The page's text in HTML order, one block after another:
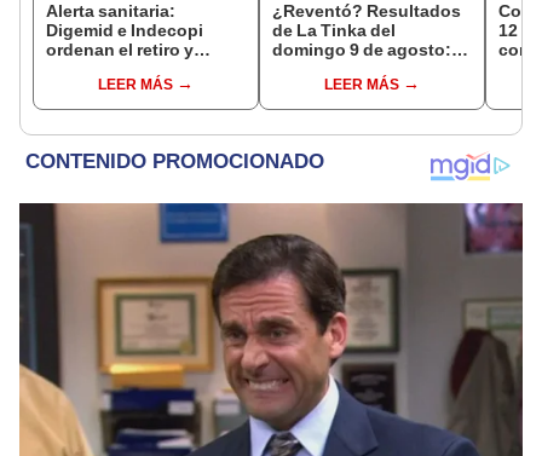
Alerta sanitaria:
Digemid e Indecopi
ordenan el retiro y
productos médicos
contra el cáncer por
LEER MÁS
¿Reventó? Resultados
de La Tinka del
domingo 9 de agosto:
premios del Pozo
Millonario, boliyapa,
LEER MÁS
12